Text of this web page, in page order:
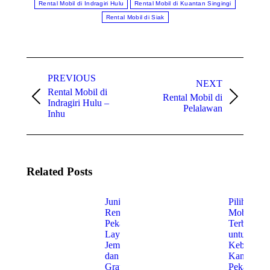
Rental Mobil di Indragiri Hulu Rental Mobil di Kuantan Singingi
Rental Mobil di Siak
navigation
PREVIOUS
Previous
post:
Rental Mobil di
Indragiri Hulu –
Inhu
NEXT
Next
Rental Mobil di
Pelalawan
Related Posts
Junior
Rent Car
Pekanbaru:
Layanan
Jemput
dan Antar
Gratis
Pilihan
Mobil
Terbaik
untuk
Kebutuhan
Kantor di
Pekanbaru